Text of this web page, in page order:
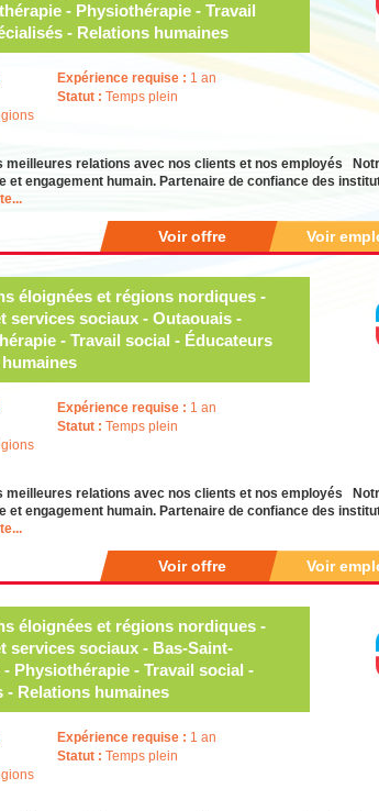
- Physiothérapie - Travail
- Relations humaines
Expérience requise : 1 an
Statut : Temps plein
meilleures relations avec nos clients et nos employés
et engagement humain. Partenaire de confiance des
Voir offre Voir
éloignées et régions nordiques -
services sociaux - Outaouais -
- Travail social - Éducateurs
Expérience requise : 1 an
Statut : Temps plein
meilleures relations avec nos clients et nos employés
et engagement humain. Partenaire de confiance des
Voir offre Voir
éloignées et régions nordiques -
services sociaux - Bas-Saint-
Physiothérapie - Travail social -
- Relations humaines
Expérience requise : 1 an
Statut : Temps plein